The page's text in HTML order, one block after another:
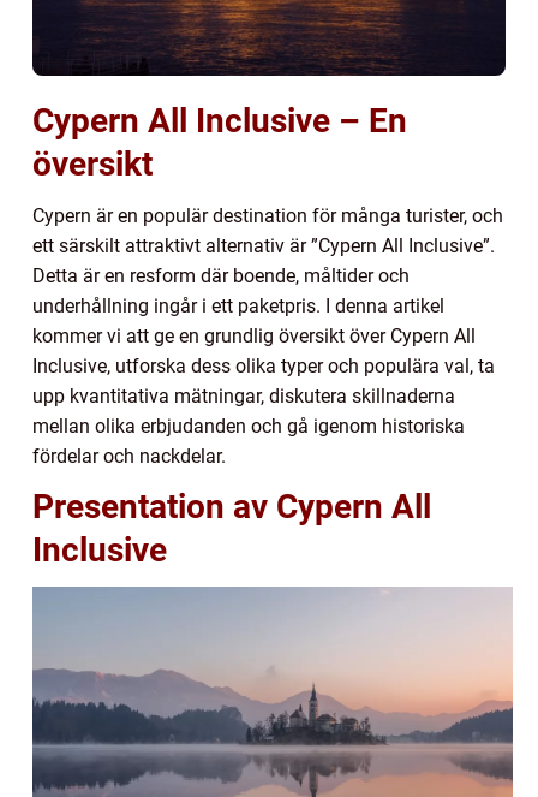
Cypern All Inclusive – En
översikt
Cypern är en populär destination för många turister, och
ett särskilt attraktivt alternativ är ”Cypern All Inclusive”.
Detta är en resform där boende, måltider och
underhållning ingår i ett paketpris. I denna artikel
kommer vi att ge en grundlig översikt över Cypern All
Inclusive, utforska dess olika typer och populära val, ta
upp kvantitativa mätningar, diskutera skillnaderna
mellan olika erbjudanden och gå igenom historiska
fördelar och nackdelar.
Presentation av Cypern All
Inclusive